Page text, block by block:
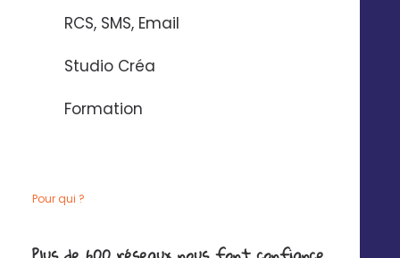
RCS, SMS, Email
Studio Créa
Formation
Pour qui ?
La solution de marketing
local qui fait rayonner vos